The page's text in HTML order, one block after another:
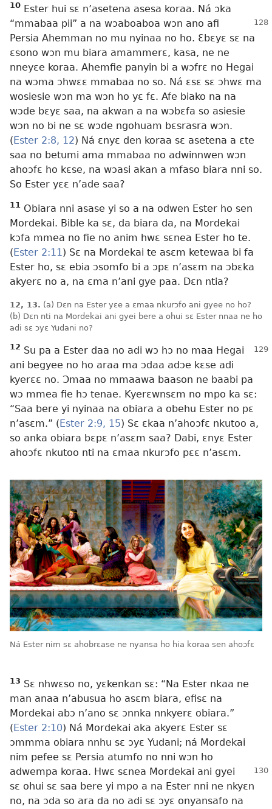
10 Ester hui sɛ n’asetena asesa koraa. Ná ɔka
“mmabaa pii” a na wɔaboaboa wɔn ano afi
Persia Ahemman no mu nyinaa no ho. Ɛbɛyɛ sɛ na
ɛsono wɔn mu biara amammerɛ, kasa, ne ne
nneyɛe koraa. Ahemfie panyin bi a wɔfrɛ no Hegai
na wɔma ɔhwɛɛ mmabaa no so. Ná ɛsɛ sɛ ɔhwɛ ma
wosiesie wɔn ma wɔn ho yɛ fɛ. Afe biako na na
wɔde bɛyɛ saa, na akwan a na wɔbɛfa so asiesie
wɔn no bi ne sɛ wɔde ngohuam bɛsrasra wɔn.
(Ester 2:8, 12) Ná ɛnyɛ den koraa sɛ asetena a ɛte
saa no betumi ama mmabaa no adwinnwen wɔn
ahoɔfɛ ho kɛse, na wɔasi akan a mfaso biara nni so.
So Ester yɛɛ n’ade saa?
11 Obiara nni asase yi so a na odwen Ester ho sen
Mordekai. Bible ka sɛ, da biara da, na Mordekai
kɔfa mmea no fie no anim hwɛ sɛnea Ester ho te.
(Ester 2:11 ) Sɛ na Mordekai te asɛm ketewaa bi fa
Ester ho, sɛ ebia ɔsomfo bi a ɔpɛ n’asɛm na ɔbɛka
akyerɛ no a, na ɛma n’ani gye paa. Dɛn ntia?
12, 13. (a) Dɛn na Ester yɛe a ɛmaa nkurɔfo ani gyee no ho?
(b) Dɛn nti na Mordekai ani gyei bere a ohui sɛ Ester nnaa ne ho
adi sɛ ɔyɛ Yudani no?
12 Su pa a Ester daa no adi wɔ hɔ no maa Hegai
ani begyee no ho araa ma ɔdaa adɔe kɛse adi
kyerɛɛ no. Ɔmaa no mmaawa baason ne baabi pa
wɔ mmea fie hɔ tenae. Kyerɛwnsɛm no mpo ka sɛ:
“Saa bere yi nyinaa na obiara a obehu Ester no pɛ
n’asɛm.” (Ester 2:9, 15) Sɛ ɛkaa n’ahoɔfɛ nkutoo a,
so anka obiara bɛpɛ n’asɛm saa? Dabi, ɛnyɛ Ester
ahoɔfɛ nkutoo nti na ɛmaa nkurɔfo pɛɛ n’asɛm.
Ná Ester nim sɛ ahobrɛase ne nyansa ho hia koraa sen ahoɔfɛ
13 Sɛ nhwɛso no, yɛkenkan sɛ: “Na Ester nkaa ne
man anaa n’abusua ho asɛm biara, efisɛ na
Mordekai abɔ n’ano sɛ ɔnnka nnkyerɛ obiara.”
( Ester 2:10) Ná Mordekai aka akyerɛ Ester sɛ
ɔmmma obiara nnhu sɛ ɔyɛ Yudani; ná Mordekai
nim pefee sɛ Persia atumfo no nni wɔn ho
adwempa koraa. Hwɛ sɛnea Mordekai ani gyei
sɛ ohui sɛ saa bere yi mpo a na Ester nni ne nkyɛn
no, na ɔda so ara da no adi sɛ ɔyɛ onyansafo na